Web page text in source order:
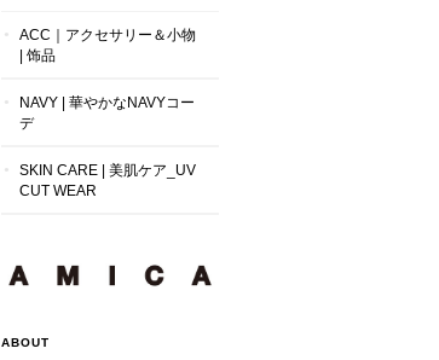
ACC｜アクセサリー＆小物
| 饰品
NAVY | 華やかなNAVYコー
デ
SKIN CARE | 美肌ケア_UV
CUT WEAR
ABOUT